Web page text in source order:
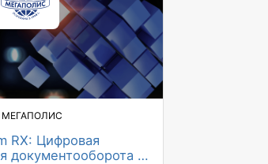
МЕГАПОЛИС
RX: Цифровая
документооборота в